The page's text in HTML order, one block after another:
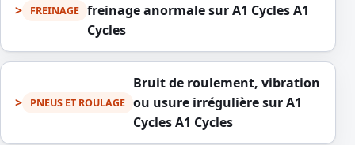
FREINAGE freinage anormale sur A1 Cycles A1
Cycles
PNEUS ET ROULAGE
Bruit de roulement, vibration
ou usure irrégulière sur A1
Cycles A1 Cycles